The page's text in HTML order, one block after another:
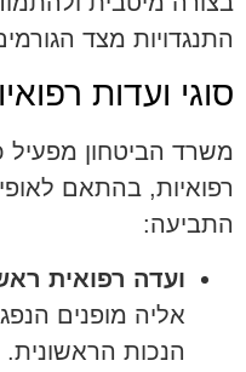
התנגדויות מצד
סוגי ועדות
משרד הביטחון מפעיל
רפואיות, בהתאם
התביעה:
ועדה רפואית
אליה מופנים
הנכות הראשונית.